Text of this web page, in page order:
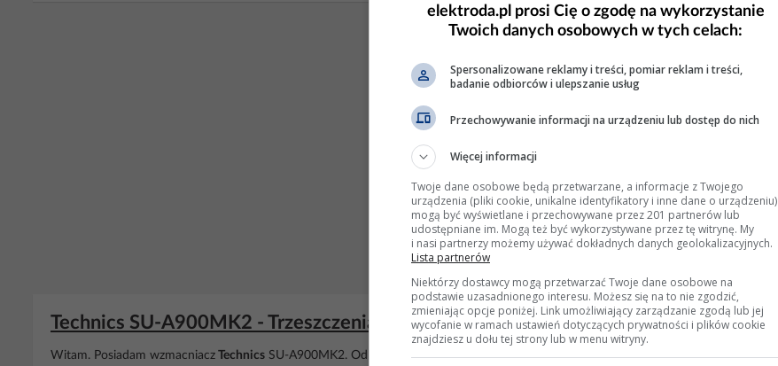
Technics SU-A900MK2 - Trzeszczenia i szumy przy przełączaniu źródeł sygnału
Witam. Posiadam wzmacniacz Technics SU-A900MK2. Od pewnego czasu pojawiła się drobna usterka, o tuż gdy przełączam
elektroda.pl prosi Cię o zgodę na wykorzystanie
Twoich danych osobowych w tych celach:
Spersonalizowane reklamy i treści, pomiar reklam i treści,
badanie odbiorców i ulepszanie usług
Przechowywanie informacji na urządzeniu lub dostęp do nich
Więcej informacji
Twoje dane osobowe będą przetwarzane, a informacje z Twojego
urządzenia (pliki cookie, unikalne identyfikatory i inne dane o urządzeniu)
mogą być wyświetlane i przechowywane przez 201 partnerów lub
udostępniane im. Mogą też być wykorzystywane przez tę witrynę. My
i nasi partnerzy możemy używać dokładnych danych geolokalizacyjnych.
Lista partnerów
Niektórzy dostawcy mogą przetwarzać Twoje dane osobowe na
podstawie uzasadnionego interesu. Możesz się na to nie zgodzić,
zmieniając opcje poniżej. Link umożliwiający zarządzanie zgodą lub jej
wycofanie w ramach ustawień dotyczących prywatności i plików cookie
znajdziesz u dołu tej strony lub w menu witryny.